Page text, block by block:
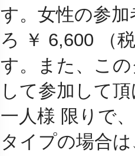
す。女性の参
ろ ￥ 6,600 （
す。また、こ
して参加して
一人様 限りで
タイプの場合